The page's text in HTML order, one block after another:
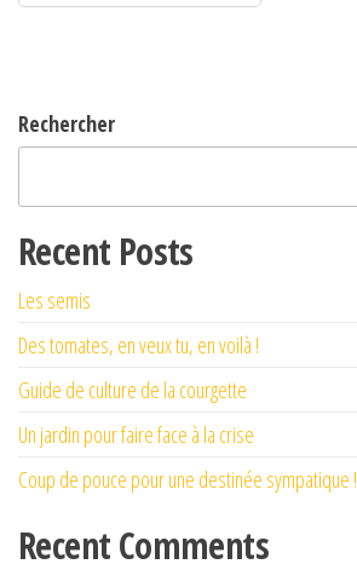
Rechercher
Recent Posts
Les semis
Des tomates, en veux tu, en voilà !
Guide de culture de la courgette
Un jardin pour faire face à la crise
Coup de pouce pour une destinée sympatique !
Recent Comments